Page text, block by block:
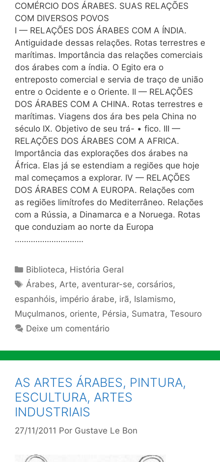
COMÉRCIO DOS ÁRABES. SUAS RELAÇÕES
COM DIVERSOS POVOS
I — RELAÇÕES DOS ÁRABES COM A ÍNDIA.
Antiguidade dessas relações. Rotas terrestres e
marítimas. Importância das relações comerciais
dos árabes com a índia. O Egito era o
entreposto comercial e servia de traço de união
entre o Ocidente e o Oriente. II — RELAÇÕES
DOS ÁRABES COM A CHINA. Rotas terrestres e
marítimas. Viagens dos ára bes pela China no
século IX. Objetivo de seu trá- • fico. III —
RELAÇÕES DOS ÁRABES COM A AFRICA.
Importância das explorações dos árabes na
África. Elas já se estendiam a regiões que hoje
mal começamos a explorar. IV — RELAÇÕES
DOS ÁRABES COM A EUROPA. Relações com
as regiões limítrofes do Mediterrâneo. Relações
com a Rússia, a Dinamarca e a Noruega. Rotas
que conduziam ao norte da Europa
…………………………
Categorias
Biblioteca, História Geral
Tags
Árabes, Arte, aventurar-se, corsários,
espanhóis, império árabe, irã, Islamismo,
Muçulmanos, oriente, Pérsia, Sumatra, Tesouro
Deixe um comentário
AS ARTES ÁRABES, PINTURA,
ESCULTURA, ARTES
INDUSTRIAIS
27/11/2011 Por Gustave Le Bon